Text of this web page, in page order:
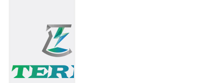
lithium et de
stockage d’énergie
photovoltaïque.